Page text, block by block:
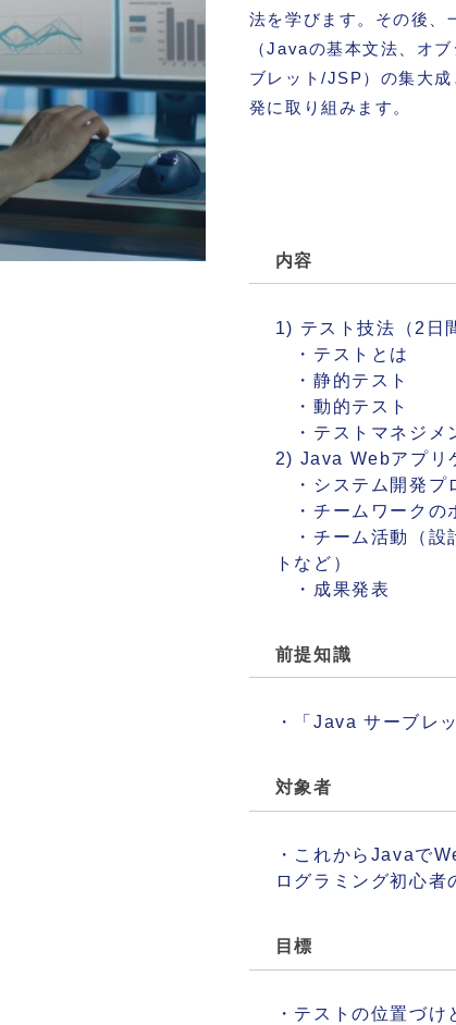
法を学びます。その後、
（Javaの基本文法、オ
ブレット/JSP）の集大
発に取り組みます。
内容
1) テスト技法（2日
・テストとは
・静的テスト
・動的テスト
・テストマネジメ
2) Java Webアプリ
・システム開発プ
・チームワークの
・チーム活動（設
トなど）
・成果発表
前提知識
・「Java サーブレ
対象者
・これからJavaで
ログラミング初心者
目標
・テストの位置づ